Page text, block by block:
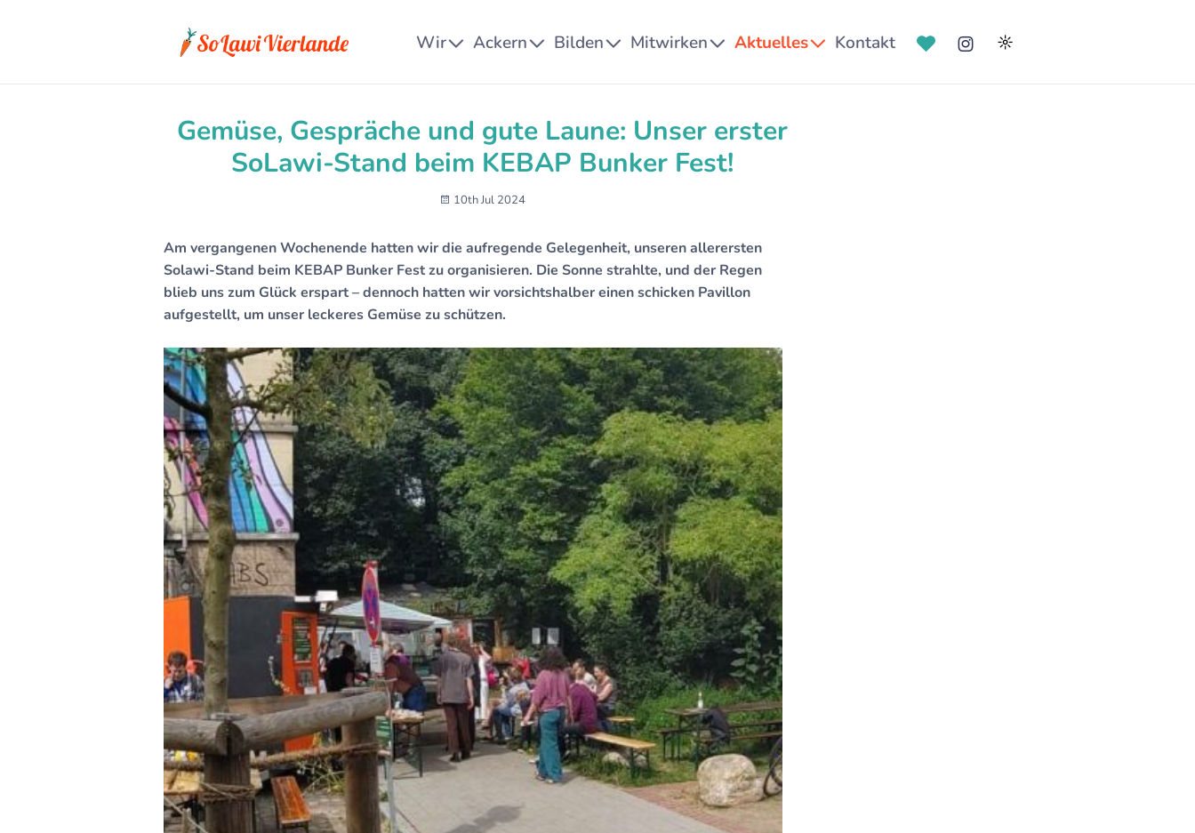
Wir Ackern Bilden Mitwirken Aktuelles Kontakt ☼
Gemüse, Gespräche und gute Laune: Unser erster
SoLawi-Stand beim KEBAP Bunker Fest!
10th Jul 2024
Am vergangenen Wochenende hatten wir die aufregende Gelegenheit, unseren allerersten
Solawi-Stand beim KEBAP Bunker Fest zu organisieren. Die Sonne strahlte, und der Regen
blieb uns zum Glück erspart – dennoch hatten wir vorsichtshalber einen schicken Pavillon
aufgestellt, um unser leckeres Gemüse zu schützen.